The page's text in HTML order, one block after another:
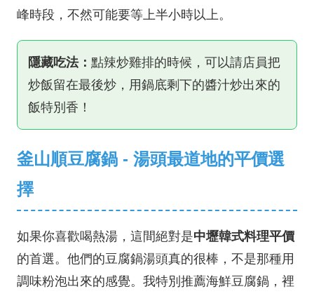
峰時段，不然可能要等上半小時以上。
隱藏吃法： 點辣炒雞排的時候，可以請店員把
炒飯留在最後炒，用鍋底剩下的醬汁炒出來的
飯特別香！
釜山順豆腐鍋 - 湯頭最道地的平價選
擇
如果你喜歡喝熱湯，這間絕對是中壢韓式料理平價
的首選。他們的豆腐鍋湯頭真的很棒，不是那種用
調味粉泡出來的感覺。我特別推薦海鮮豆腐鍋，裡